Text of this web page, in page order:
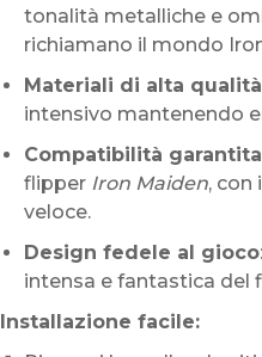
tonalità metalliche e
richiamano il mondo
Materiali di alta qualità
intensivo mantenendo
Compatibilità garantita
flipper Iron Maiden, con
veloce.
Design fedele al gioco
intensa e fantastica del
Installazione facile: